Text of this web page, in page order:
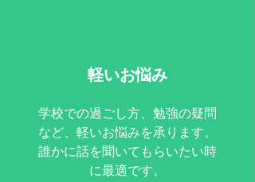
​軽いお悩み
​学校での過ごし方、勉強の疑問
など、軽いお悩みを承ります。
誰かに話を聞いてもらいたい時
に最適です。